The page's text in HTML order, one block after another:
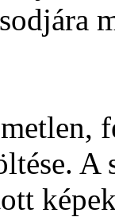
A